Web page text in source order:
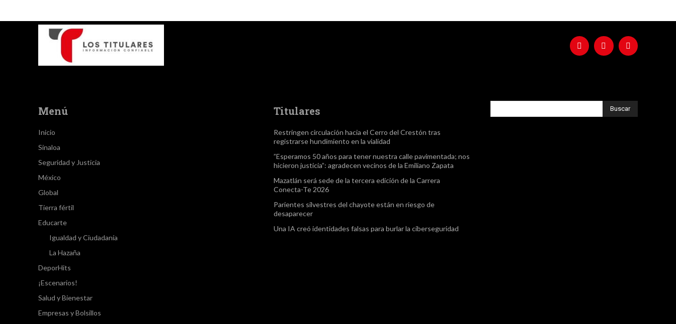
Menú
Inicio
Sinaloa
Seguridad y Justicia
México
Global
Tierra fértil
Educarte
Igualdad y Ciudadanía
La Hazaña
DeporHits
¡Escenarios!
Salud y Bienestar
Empresas y Bolsillos
Titulares
Restringen circulación hacia el Cerro del Crestón tras
registrarse hundimiento en la vialidad
”Esperamos 50 años para tener nuestra calle pavimentada; nos
hicieron justicia”: agradecen vecinos de la Emiliano Zapata
Mazatlán será sede de la tercera edición de la Carrera
Conecta-Te 2026
Parientes silvestres del chayote están en riesgo de
desaparecer
Una IA creó identidades falsas para burlar la ciberseguridad
Buscar